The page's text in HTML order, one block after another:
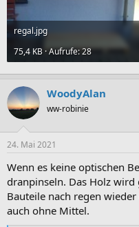
regal.jpg
75,4 KB · Aufrufe: 28
WoodyAlan
ww-robinie
24. Mai 2021
Wenn es keine optischen
dranpinseln. Das Holz
Bauteile nach regen
auch ohne Mittel.